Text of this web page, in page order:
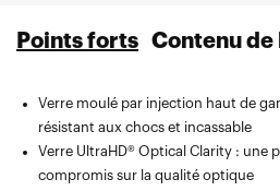
Points forts Contenu de
Verre moulé par injection haut de
résistant aux chocs et incassable
Verre UltraHD® Optical Clarity : une
compromis sur la qualité optique
Masque microfibre avec poche
et la protection Verre